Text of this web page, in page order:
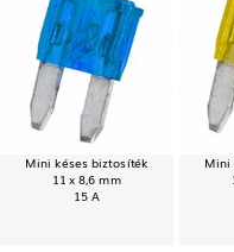
Mini késes biztosíték
11 x 8,6 mm
15 A
Mini